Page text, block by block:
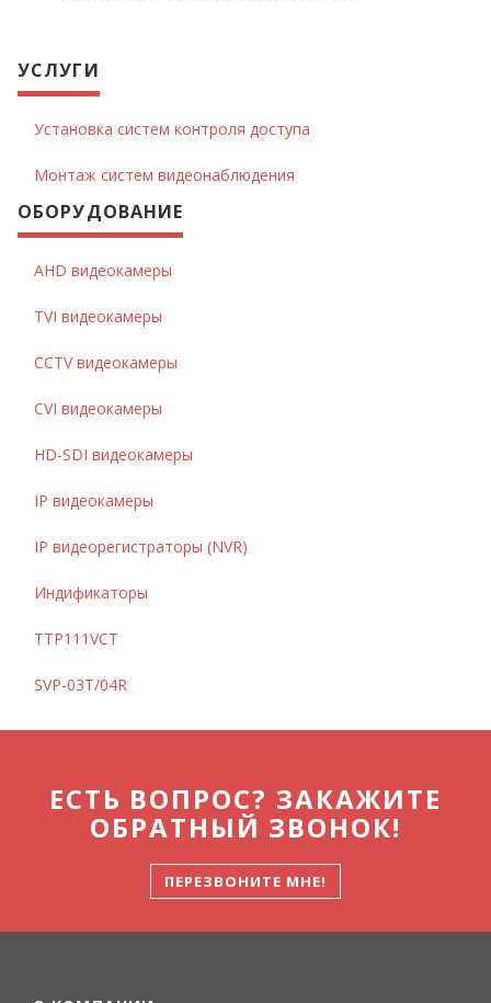
УСЛУГИ
Установка систем контроля доступа
Монтаж систем видеонаблюдения
ОБОРУДОВАНИЕ
AHD видеокамеры
TVI видеокамеры
CCTV видеокамеры
CVI видеокамеры
HD-SDI видеокамеры
IP видеокамеры
IP видеорегистраторы (NVR)
Индификаторы
TTP111VCT
SVP-03T/04R
ЕСТЬ ВОПРОС? ЗАКАЖИТЕ
ОБРАТНЫЙ ЗВОНОК!
ПЕРЕЗВОНИТЕ МНЕ!